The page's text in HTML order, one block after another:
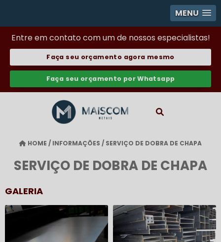
MENU
Entre em contato com um de nossos especialistas!
Faça seu orçamento agora mesmo
Faça seu orçamento por Whatsapp
HOME / INFORMAÇÕES / SERVIÇO DE DOBRA DE CHAPA
SERVIÇO DE DOBRA DE CHAPA
GALERIA